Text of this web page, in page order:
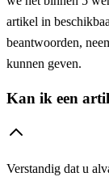
artikel in
beantwoorden,
kunnen geven.
Kan ik een
Verstandig dat u